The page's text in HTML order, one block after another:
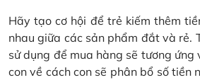
Hãy tạo cơ hội để trẻ kiếm thêm
nhau giữa các sản phẩm đắt và rẻ.
sử dụng để mua hàng sẽ tương
con về cách con sẽ phân bổ số